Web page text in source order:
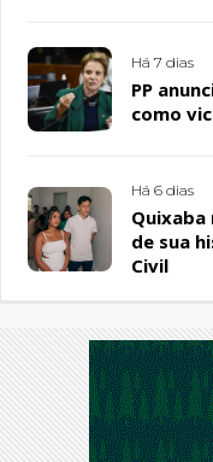
Há 7 dias
PP
como
Há 6 dias
de sua
Civil